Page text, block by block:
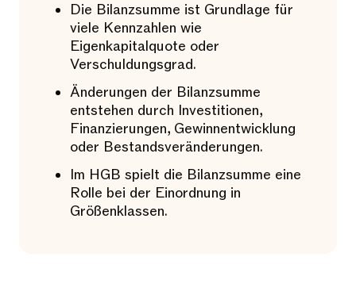
Die Bilanzsumme ist Grundlage für
viele Kennzahlen wie
Eigenkapitalquote oder
Verschuldungsgrad.
Änderungen der Bilanzsumme
entstehen durch Investitionen,
Finanzierungen, Gewinnentwicklung
oder Bestandsveränderungen.
Im HGB spielt die Bilanzsumme eine
Rolle bei der Einordnung in
Größenklassen.